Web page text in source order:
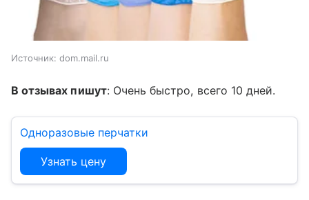
Источник: dom.mail.ru
В отзывах пишут: Очень быстро, всего 10 дней.
Одноразовые перчатки
Узнать цену